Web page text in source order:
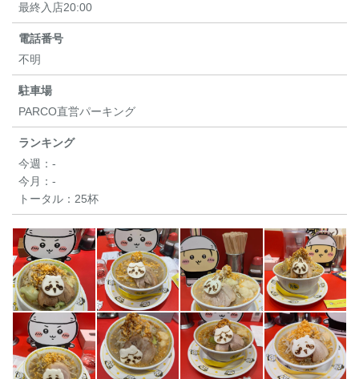
最終入店20:00
電話番号
不明
駐車場
PARCO直営パーキング
ランキング
今週： -
今月： -
トータル： 25杯